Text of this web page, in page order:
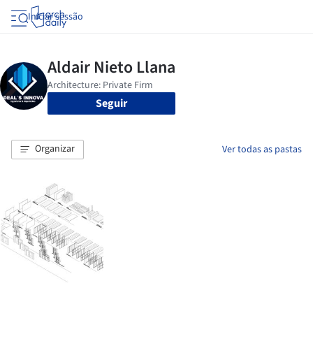
Iniciar sessão
Seguir
Organizar Ver todas as pastas